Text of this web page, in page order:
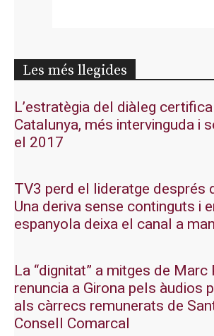
Les més llegides
L’estratègia del diàleg
Catalunya, més intervinguda i
el 2017
TV3 perd el lideratge després
Una deriva sense continguts i
espanyola deixa el canal a
La “dignitat” a mitges de Marc
renuncia a Girona pels àudios
als càrrecs remunerats de
Consell Comarcal